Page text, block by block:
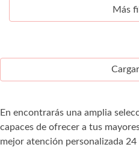
Más
En encontrarás una amplia
capaces de ofrecer a tus
mejor atención personalizada 24